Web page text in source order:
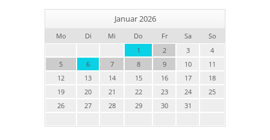
Januar 2026
Mo Di Mi Do Fr Sa
So
1
2 3
4
5
6 7 8 9 10
11
12
13 14 15 16 17
18
19
20 21 22 23 24
25
26
27 28 29 30 31